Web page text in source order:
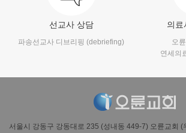
선교사 상담
파송선교사 디브리핑 (debriefing)
의료
오
연세의
서울시 강동구 강동대로 235 (성내동 449-7) 오륜교회 (